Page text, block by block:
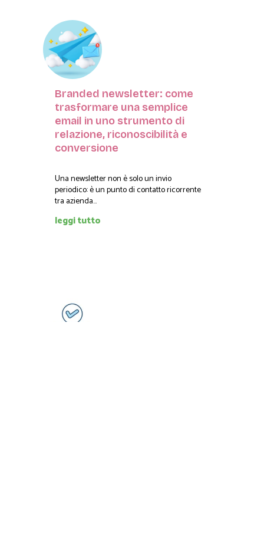
Branded newsletter: come
trasformare una semplice
email in uno strumento di
relazione, riconoscibilità e
conversione
Una newsletter non è solo un invio
periodico: è un punto di contatto ricorrente
tra azienda...
leggi tutto